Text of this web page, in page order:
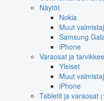
Näytöt
Nokia
Muut
Samsung
iPhone
Varaosat ja
Yleiset
Muut
iPhone
Tabletit ja varaosat